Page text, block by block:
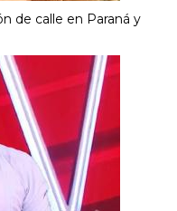
de calle en Paraná y